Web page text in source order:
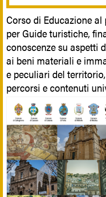
Corso di Educazione
per Guide turistiche,
conoscenze su aspetti
ai beni materiali e
e peculiari del
percorsi e contenuti